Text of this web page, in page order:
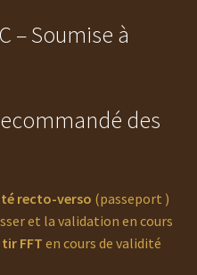
– Soumise à
des
recto-verso (passeport )
et la validation en cours
FFT en cours de validité